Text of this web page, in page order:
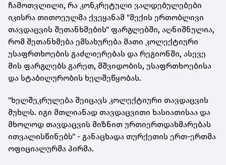
ჩამოთვლილი, რა კონკრეტული ვალდებულებები
იკისრა თითოეულმა ქვეყანამ "მექის ერთობლივი
თავდაცვის შეთანხმების" ფარგლებში, აღნიშნულია,
რომ შეთანხმება ემსახურება მათი კოლექტიური
უსაფრთხოების გაძლიერებას და რეგიონში, ასევე
მის ფარგლებს გარეთ, მშვიდობის, უსაფრთხოებისა
და სტაბილურობის ხელშეწყობას.
"ხელშეკრულება შეიცავს კოლექტიური თავდაცვის
მუხლს. იგი მთლიანად თავდაცვითი ხასიათისაა და
მხოლოდ თავდაცვის მიზნით ურთიერთდახმარებას
ითვალისწინებს" - განაცხადა თურქეთის ერთ-ერთმა
ოფიციალურმა პირმა.